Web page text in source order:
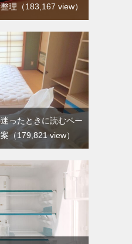
理 （183,167 view）
ったときに読むペー
（179,821 view）